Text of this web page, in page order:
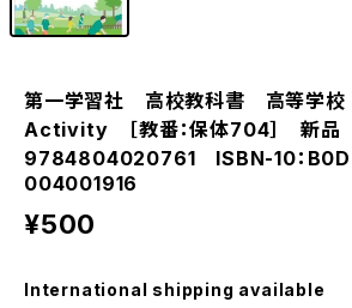
第一学習社 高校教科書 高等学
Activity ［教番：保体704］ 新品
9784804020761 ISBN-10：
004001916
¥500
International shipping available